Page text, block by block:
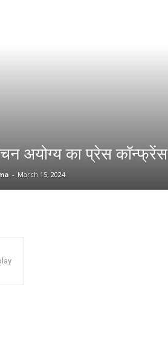
अयोग्य का प्रेस कॉन्फ्रेंस
- March 15, 2024